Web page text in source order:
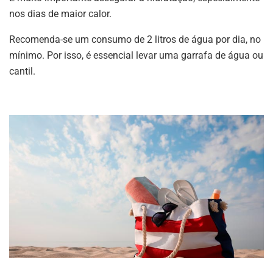
nos dias de maior calor.
Recomenda-se um consumo de 2 litros de água por dia, no
mínimo. Por isso, é essencial levar uma garrafa de água ou
cantil.